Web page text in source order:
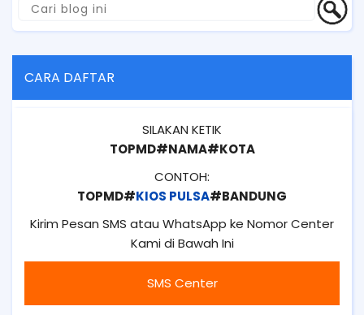
CARA DAFTAR
SILAKAN KETIK
TOPMD#NAMA#KOTA
CONTOH:
TOPMD#KIOS PULSA#BANDUNG
Kirim Pesan SMS atau WhatsApp ke Nomor Center
Kami di Bawah Ini
SMS Center